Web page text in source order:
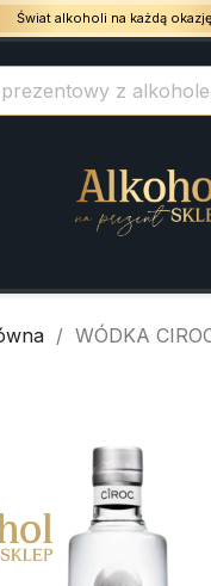
Świat alkoholi na każdą
WÓDKA